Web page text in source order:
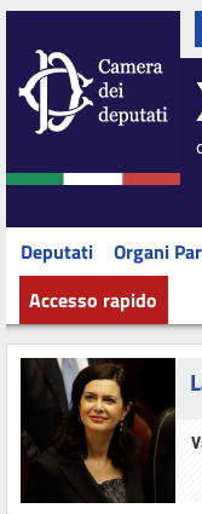
Deputati Organi
Accesso rapido